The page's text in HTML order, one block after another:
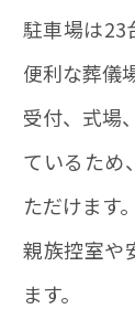
駐車場は23
便利な葬儀
受付、式場
ているため
ただけます。
親族控室や
ます。